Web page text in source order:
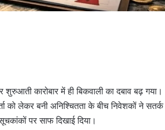
कारोबार में ही बिकवाली का दबाव बढ़ गया।
को लेकर बनी अनिश्चितता के बीच निवेशकों ने सतर्क
पर साफ दिखाई दिया।